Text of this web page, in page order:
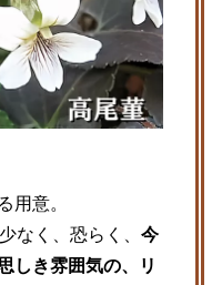
用意。
なく、恐らく、 今
しき雰囲気の、リ